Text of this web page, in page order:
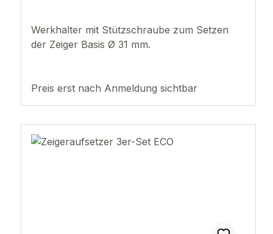
Werkhalter mit Stützschraube zum Setzen
der Zeiger Basis Ø 31 mm.
Preis erst nach Anmeldung sichtbar